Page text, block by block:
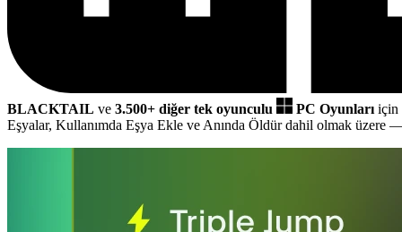
BLACKTAIL ve 3.500+ diğer tek oyunculu PC Oyunları için
Eşyalar, Kullanımda Eşya Ekle ve Anında Öldür dahil olmak üzere —